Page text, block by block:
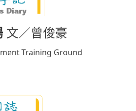
文／曾俊豪
Training Ground